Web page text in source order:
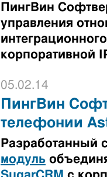
ПингВин
управления
корпоративной
05.02.14
ПингВин
телефонии
Разработанный
модуль